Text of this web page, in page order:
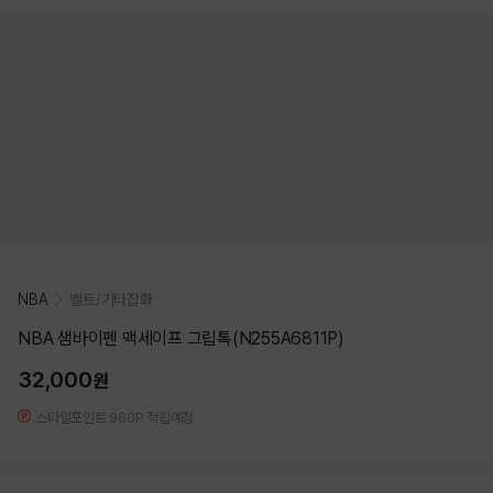
NBA 벨트/기타잡화
NBA 샘바이펜 맥세이프 그립톡(N255A6811P)
32,000원
스타일포인트 960P 적립예정